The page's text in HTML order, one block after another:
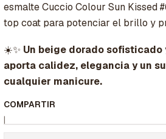
esmalte Cuccio Colour Sun Kissed
top coat para potenciar el brillo y
☀️✨ Un beige dorado sofisticado
aporta calidez, elegancia y un
cualquier manicure.
COMPARTIR
|